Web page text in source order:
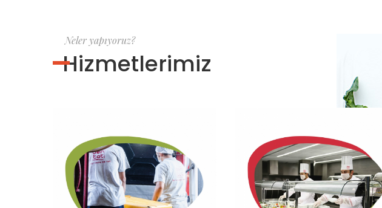
Neler yapıyoruz?
Hizmetlerimiz